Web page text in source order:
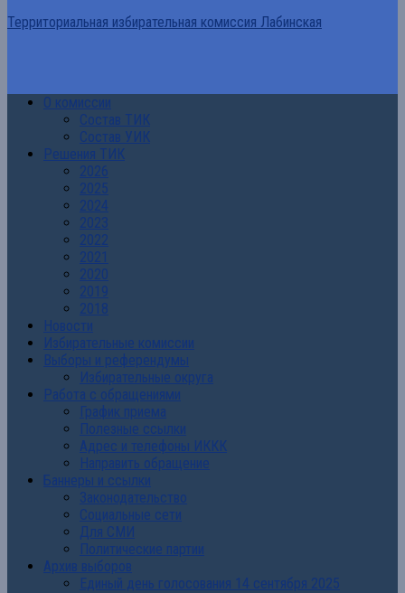
Территориальная избирательная комиссия Лабинская
О комиссии
Состав ТИК
Состав УИК
Решения ТИК
2026
2025
2024
2023
2022
2021
2020
2019
2018
Новости
Избирательные комиссии
Выборы и референдумы
Избирательные округа
Работа с обращениями
График приема
Полезные ссылки
Адрес и телефоны ИККК
Направить обращение
Баннеры и ссылки
Законодательство
Социальные сети
Для СМИ
Политические партии
Архив выборов
Единый день голосования 14 сентября 2025